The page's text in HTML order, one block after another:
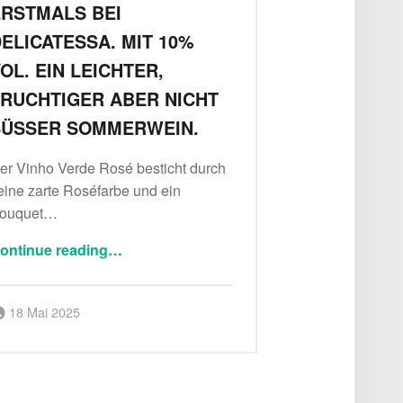
BEI
MIT 10%
EIN LEICHTER,
ABER NICHT
SOMMERWEIN.
Vinho Verde Rosé besticht durch
zarte Roséfarbe und ein
reading“Vinho Verde Rosé erstmals bei Delicatessa. Mit 10% Vol. ein leichter, fruchtiger aber nicht süßer Sommerwein.”
…
18 Mai 2025